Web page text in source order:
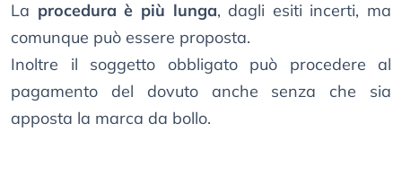
La procedura è più lunga, dagli esiti incerti, ma
comunque può essere proposta.
Inoltre il soggetto obbligato può procedere al
pagamento del dovuto anche senza che sia
apposta la marca da bollo.